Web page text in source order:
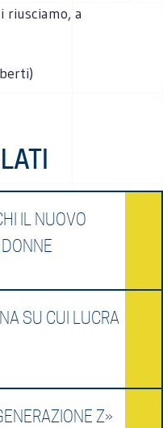
riusciamo, a
IL NUOVO
SU CUI LUCRA
Z»